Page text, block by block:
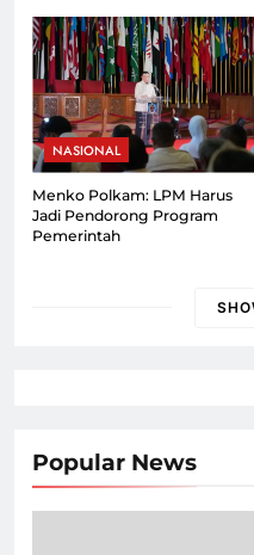
NASIONAL
Menko Polkam: LPM Harus
Jadi Pendorong Program
Pemerintah
Popular News